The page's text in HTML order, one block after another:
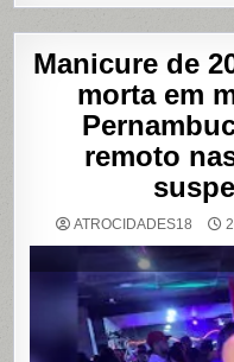
Manicure de
morta em
remoto
ATROCIDADES18